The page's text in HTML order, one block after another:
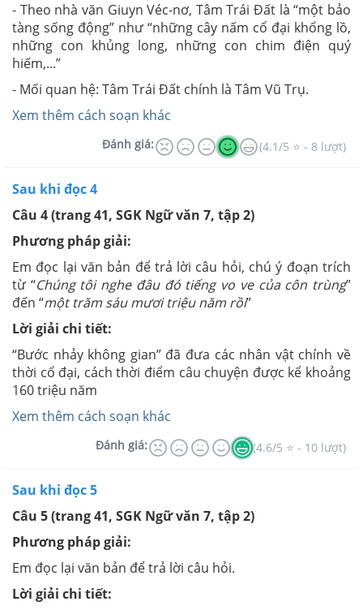
- Theo nhà văn Giuyn Véc-nơ, Tâm Trái Đất là “một bảo
tàng sống động” như “những cây nấm cổ đại khổng lồ,
những con khủng long, những con chim điện quý
hiếm,...”
- Mối quan hệ: Tâm Trái Đất chính là Tâm Vũ Trụ.
Xem thêm cách soạn khác
Đánh giá: (4.1/5 ⭐ - 8 lượt)
Sau khi đọc 4
Câu 4 (trang 41, SGK Ngữ văn 7, tập 2)
Phương pháp giải:
Em đọc lại văn bản để trả lời câu hỏi, chú ý đoạn trích
từ “Chúng tôi nghe đâu đó tiếng vo ve của côn trùng”
đến “một trăm sáu mươi triệu năm rồi”
Lời giải chi tiết:
“Bước nhảy không gian” đã đưa các nhân vật chính về
thời cổ đại, cách thời điểm câu chuyện được kể khoảng
160 triệu năm
Xem thêm cách soạn khác
Đánh giá: (4.6/5 ⭐ - 10 lượt)
Sau khi đọc 5
Câu 5 (trang 41, SGK Ngữ văn 7, tập 2)
Phương pháp giải:
Em đọc lại văn bản để trả lời câu hỏi.
Lời giải chi tiết: